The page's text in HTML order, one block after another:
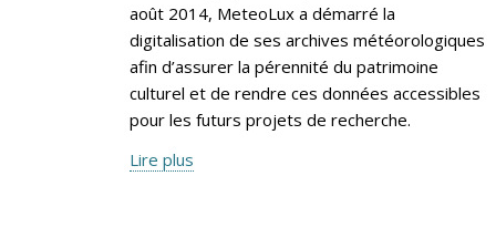
août 2014, MeteoLux a démarré la
digitalisation de ses archives météorologiques
afin d’assurer la pérennité du patrimoine
culturel et de rendre ces données accessibles
pour les futurs projets de recherche.
Lire plus